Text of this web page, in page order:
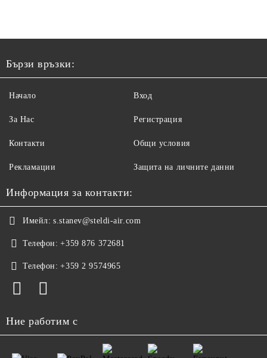
Бързи връзки:
Начало
За Нас
Контакти
Рекламации
Вход
Регистрация
Общи условия
Защита на личните данни
Информация за контакти:
Имейл: s.stanev@steldi-air.com
Телефон: +359 876 372681
Телефон: +359 2 9574965
Ние работим с